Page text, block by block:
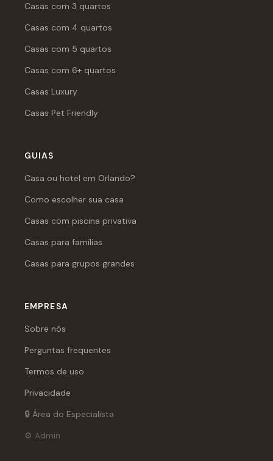
Casas com 3 quartos
Casas com 4 quartos
Casas com 5 quartos
Casas com 6+ quartos
Casas Luxury
Casas Pet Friendly
GUIAS
Casa ou hotel em Orlando?
Como escolher sua casa
Casas com piscina privativa
Casas para famílias
Casas para grupos grandes
EMPRESA
Sobre nós
Perguntas frequentes
Termos de uso
Privacidade
🔒 Área do Especialista
⚙️ Admin